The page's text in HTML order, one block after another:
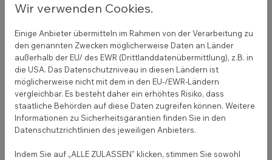
Google-freundliche Texte. Textinhalte sind für
wen richtet sich die Seite, welche Inhalte werden
dargestellt? Und welche Schlagwörter sprechen
Menschen an, die genau das auf Google, Bing und
Co. eingeben?
Google crawled Texte, analysiert sie also. Daher ist
es extrem bedeutend, die richtigen Keywords für
seine Website zur Suchmaschinenoptimierung zu
finden. Auch hier helfen kostenfreie Werkzeuge, um
Wir verwenden Cookies.
Einige Anbieter übermitteln im Rahmen von der Verarbeitung zu
den genannten Zwecken möglicherweise Daten an Länder
außerhalb der EU/ des EWR (Drittlanddatenübermittlung), z.B. in
die USA. Das Datenschutzniveau in diesen Ländern ist
möglicherweise nicht mit dem in den EU-/EWR-Ländern
vergleichbar. Es besteht daher ein erhöhtes Risiko, dass
staatliche Behörden auf diese Daten zugreifen können. Weitere
Informationen zu Sicherheitsgarantien finden Sie in den
Datenschutzrichtlinien des jeweiligen Anbieters.
Indem Sie auf „ALLE ZULASSEN" klicken, stimmen Sie sowohl